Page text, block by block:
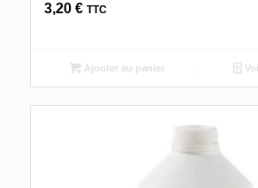
3,20 € TTC
Ajouter au panier